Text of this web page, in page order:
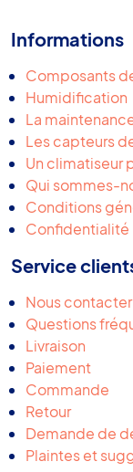
Informations
Composants
Humidification
La
Les capteurs
Un climatiseur
Qui sommes-
Conditions
Confidentialité
Service
Nous contacter
Questions
Livraison
Paiement
Commande
Retour
Demande de
Plaintes et